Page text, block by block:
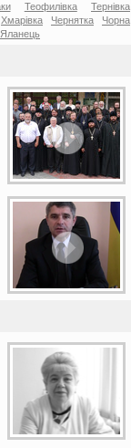
Теофилівка
Тернівка
Хмарівка Чернятка
Чорна
Яланець